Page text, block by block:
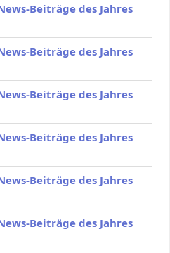
Beiträge des Jahres
Beiträge des Jahres
Beiträge des Jahres
Beiträge des Jahres
Beiträge des Jahres
Beiträge des Jahres